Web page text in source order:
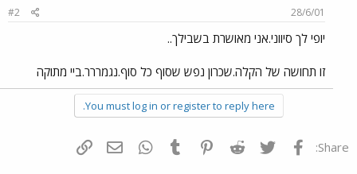
28/6/01
#2
יופי לך סיווני.אני מאושרת בשבילך..
זו תחושה של הקלה.שכרון נפש שסוף כל סוף.נגמררר.ביי מתוקה
You must log in or register to reply here.
Share: פייסבוק Twitter
Reddit
Pinterest
Tumblr
WhatsAppדואר אלקטרוני